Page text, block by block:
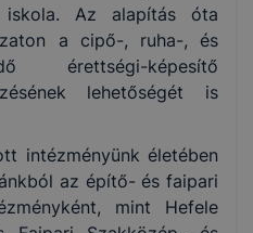
Az alapítás óta
a cipő-, ruha-, és
érettségi-képesítő
lehetőségét is
intézményünk életében
az építő- és faipari
mint Hefele